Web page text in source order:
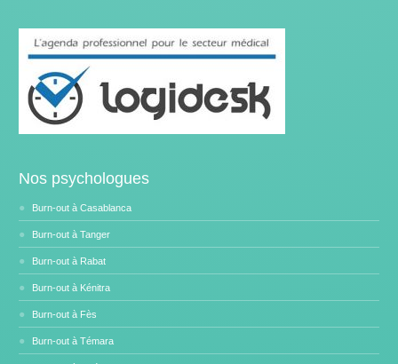
Nos psychologues
Burn-out à Casablanca
Burn-out à Tanger
Burn-out à Rabat
Burn-out à Kénitra
Burn-out à Fès
Burn-out à Témara